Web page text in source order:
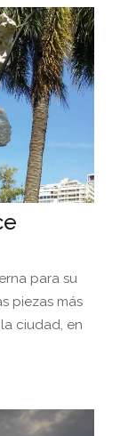
para su
piezas más
ciudad, en